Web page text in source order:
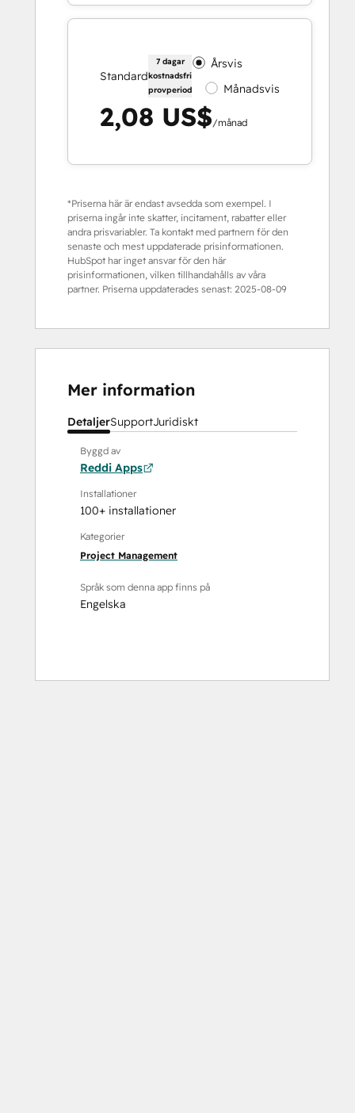
Standard
7 dagar
kostnadsfri
provperiod
Årsvis
Månadsvis
2,08 US$/månad
*Priserna här är endast avsedda som exempel. I
priserna ingår inte skatter, incitament, rabatter eller
andra prisvariabler. Ta kontakt med partnern för den
senaste och mest uppdaterade prisinformationen.
HubSpot har inget ansvar för den här
prisinformationen, vilken tillhandahålls av våra
partner. Priserna uppdaterades senast: 2025-08-09
Mer information
DetaljerSupportJuridiskt
Byggd av
Reddi Apps
Installationer
100+ installationer
Kategorier
Project Management
Språk som denna app finns på
Engelska